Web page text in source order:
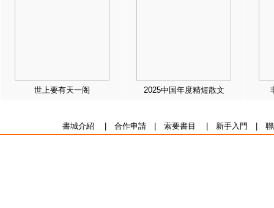
世上要有天一阁 2025中国年度精短散文
書城介紹 合作申請| 索要書目 新手入門